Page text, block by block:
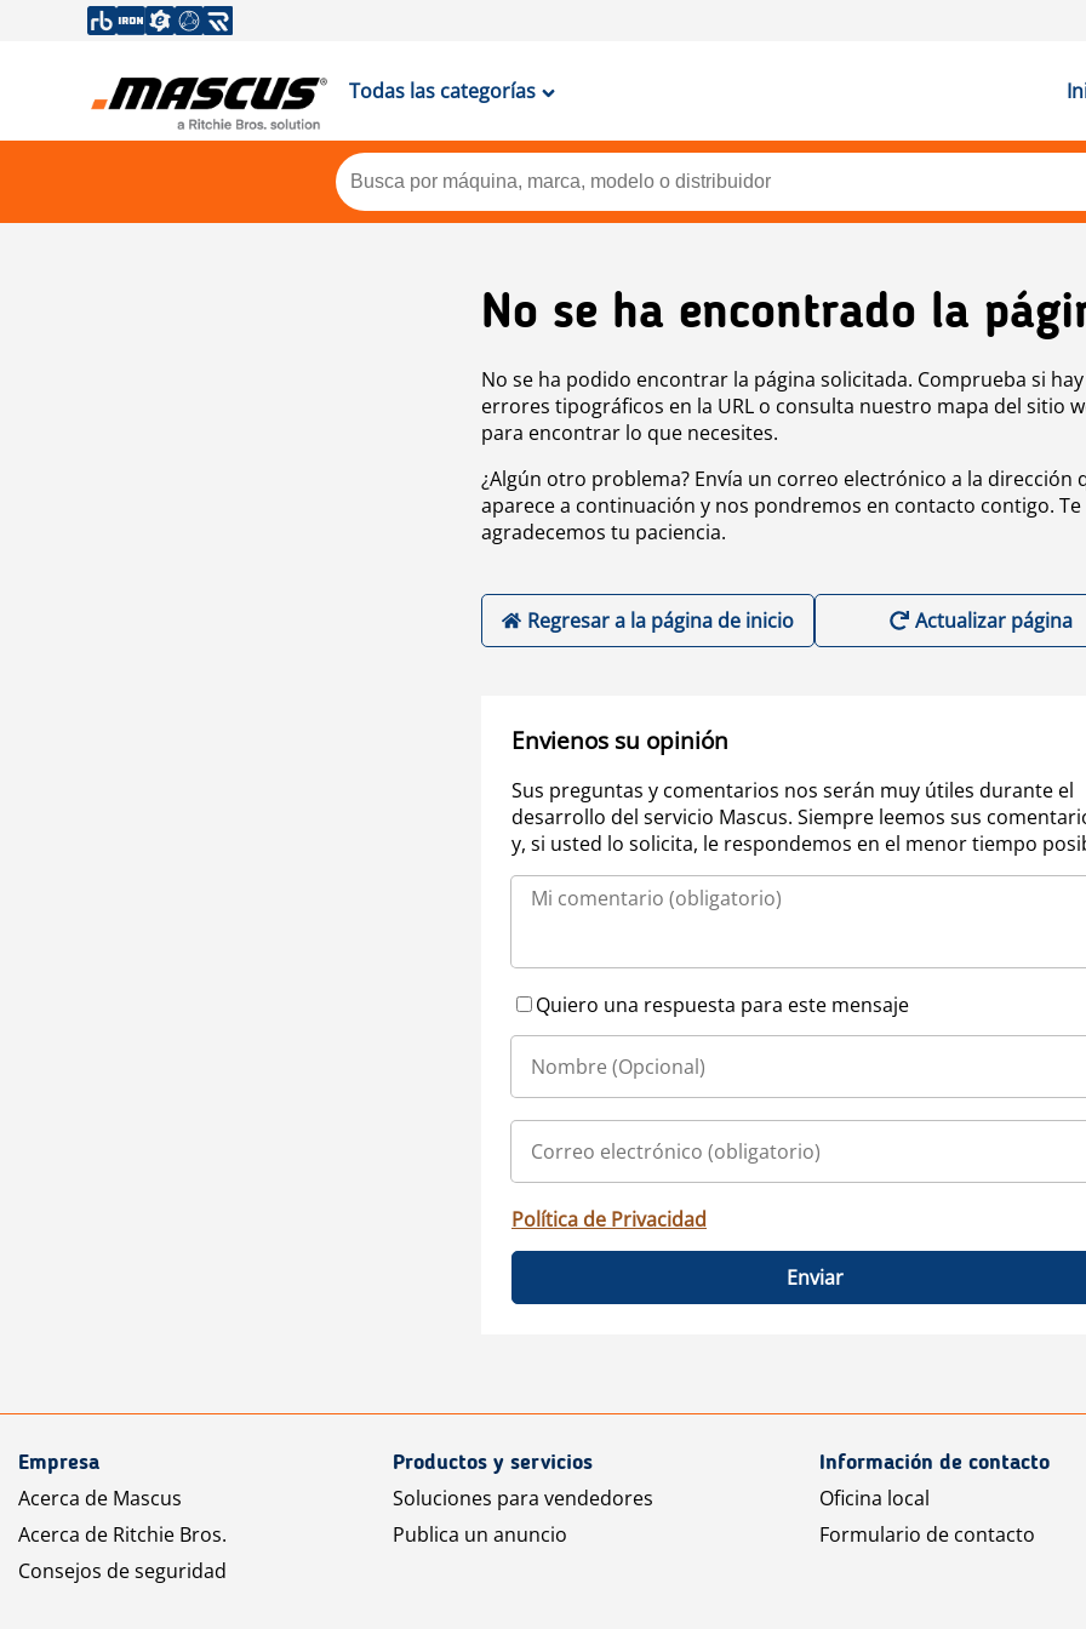
Todas las categorías
No se ha encontrado la
No se ha podido encontrar la página solicitada. Comprueba si hay
errores tipográficos en la URL o consulta nuestro mapa del sitio
para encontrar lo que necesites.
¿Algún otro problema? Envía un correo electrónico a la dirección
aparece a continuación y nos pondremos en contacto contigo. Te
agradecemos tu paciencia.
Regresar a la página de inicio Actualizar página
Envienos su opinión
Sus preguntas y comentarios nos serán muy útiles durante el
desarrollo del servicio Mascus. Siempre leemos sus
y, si usted lo solicita, le respondemos en el menor tiempo
Quiero una respuesta para este mensaje
Política de Privacidad
Enviar
Empresa
Acerca de Mascus
Acerca de Ritchie Bros.
Consejos de seguridad
Productos y servicios
Soluciones para vendedores
Publica un anuncio
Información de contacto
Oficina local
Formulario de contacto